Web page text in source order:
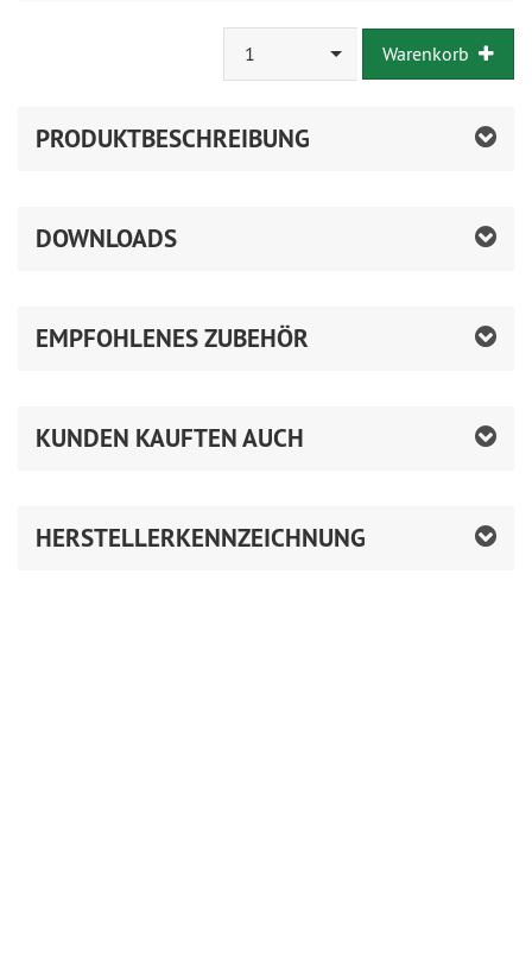
1 Warenkorb
PRODUKTBESCHREIBUNG
DOWNLOADS
EMPFOHLENES ZUBEHÖR
KUNDEN KAUFTEN AUCH
HERSTELLERKENNZEICHNUNG